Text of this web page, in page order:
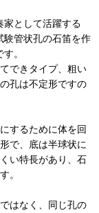
として活躍する
験管状孔の石笛を作
。
できタイプ、粗い
孔は不定形ですの
するために体を回
で、底は半球状に
い特長があり、石
。
はなく、同じ孔の